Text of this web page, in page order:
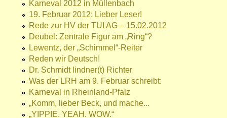
Karneval 2012 in Müllenbach
19. Februar 2012: Lieber Leser!
Rede zur HV der TUI AG – 15.02.2012
Deubel: Zentrale Figur am „Ring“?
Lewentz, der „Schimmel“-Reiter
Reden wir Deutsch!
Dr. Schmidt lindner(t) Richter
Was der LRH am 9. Februar schreibt:
Karneval in Rheinland-Pfalz
„Komm, lieber Beck, und mache...
„YIPPIE. YEAH. WOW.“